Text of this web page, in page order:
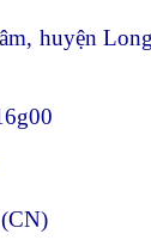
huyện